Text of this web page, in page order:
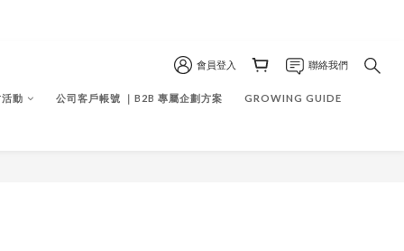
會員登入 聯絡我們
動 公司客戶帳號 ｜B2B 專屬企劃方案 GROWING GUIDE